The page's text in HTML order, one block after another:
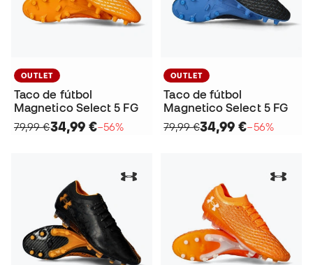
OUTLET
Taco de fútbol
Magnetico Select 5 FG
79,99 €34,99 €−56%
OUTLET
Taco de fútbol
Magnetico Select 5 FG
79,99 €34,99 €−56%